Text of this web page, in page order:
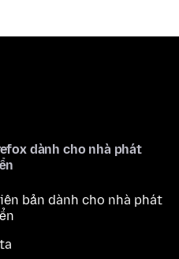
dành cho nhà phát
bản dành cho nhà phát